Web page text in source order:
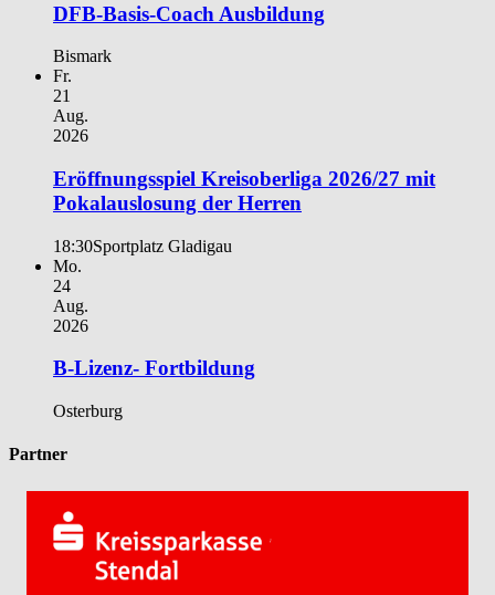
DFB-Basis-Coach Ausbildung
Bismark
Fr.
21
Aug.
2026
Eröffnungsspiel Kreisoberliga 2026/27 mit
Pokalauslosung der Herren
18:30Sportplatz Gladigau
Mo.
24
Aug.
2026
B-Lizenz- Fortbildung
Osterburg
Partner